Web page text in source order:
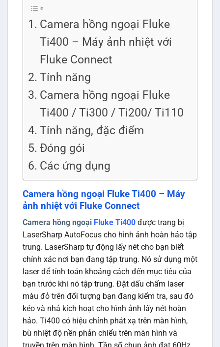
Camera hồng ngoại Fluke
Ti400 – Máy ảnh nhiệt với
Fluke Connect
Tính năng
Camera hồng ngoại Fluke
Ti400 / Ti300 / Ti200/ Ti110
Tính năng, đặc điểm
Đóng gói
Các ứng dụng
Camera hồng ngoại Fluke Ti400 – Máy
ảnh nhiệt với Fluke Connect
Camera hồng ngoại Fluke Ti400 được trang bị
LaserSharp AutoFocus cho hình ảnh hoàn hảo tập
trung. LaserSharp tự động lấy nét cho bạn biết
chính xác nơi bạn đang tập trung. Nó sử dụng một
laser để tính toán khoảng cách đến mục tiêu của
bạn trước khi nó tập trung. Đặt dấu chấm laser
màu đỏ trên đối tượng bạn đang kiểm tra, sau đó
kéo và nhả kích hoạt cho hình ảnh lấy nét hoàn
hảo. Ti400 có hiệu chỉnh phát xạ trên màn hình,
bù nhiệt độ nền phản chiếu trên màn hình và